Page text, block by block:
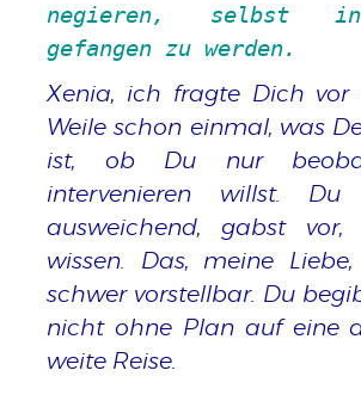
negieren, selbst
gefangen zu werden.
Xenia, ich fragte Dich vor
Weile schon einmal, was
ist, ob Du nur
intervenieren willst. Du
ausweichend, gabst
wissen. Das, meine
schwer vorstellbar. Du
nicht ohne Plan auf eine
weite Reise.